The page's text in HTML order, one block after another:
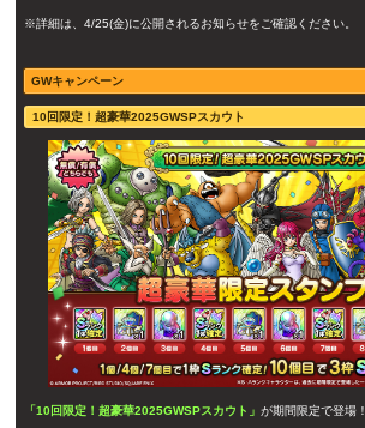
※詳細は、4/25(金)に公開されるお知らせをご確認ください。
GWキャンペーン
10回限定！超豪華2025GWSPスカウト
「10回限定！超豪華2025GWSPスカウト」 が期間限定で登場！